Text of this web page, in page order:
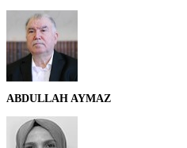
ABDULLAH AYMAZ